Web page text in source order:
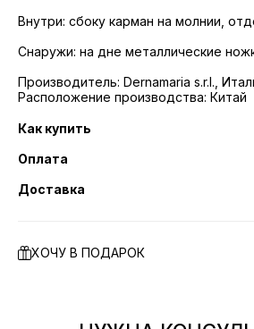
Внутри: сбоку карман на молнии,
Снаружи: на дне металлические
Производитель: Dernamaria s.r.l.,
Расположение производства: Китай
Как купить
Оплата
Доставка
ХОЧУ В ПОДАРОК